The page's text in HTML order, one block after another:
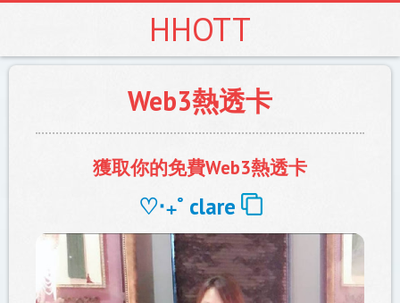
HHOTT
Web3熱透卡
獲取你的免費Web3熱透卡
♡‧₊˚ ️ clare